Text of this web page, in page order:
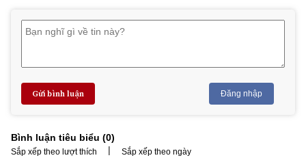
Gửi bình luận Đăng nhập
Bình luận tiêu biểu (0)
Sắp xếp theo lượt thích | Sắp xếp theo ngày